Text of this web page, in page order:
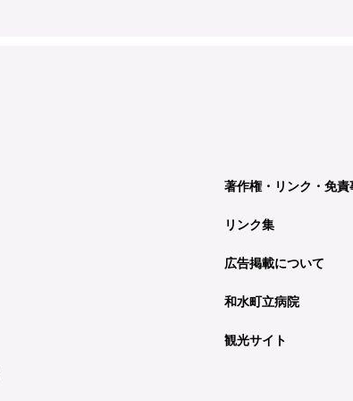
著作権・リンク・免責
リンク集
広告掲載について
和水町立病院
観光サイト